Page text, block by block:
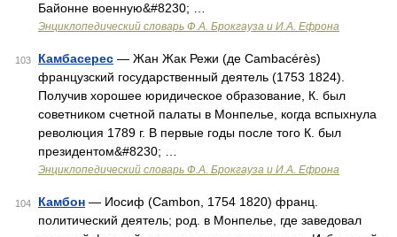
Байонне военную&#8230; …
Энциклопедический словарь Ф.А. Брокгауза и И.А. Ефрона
103 Камбасерес — Жан Жак Режи (де Cambacérès)
французский государственный деятель (1753 1824).
Получив хорошее юридическое образование, К. был
советником счетной палаты в Монпелье, когда вспыхнула
революция 1789 г. В первые годы после того К. был
президентом&#8230; …
Энциклопедический словарь Ф.А. Брокгауза и И.А. Ефрона
104 Камбон — Иосиф (Cambon, 1754 1820) франц.
политический деятель; род. в Монпелье, где заведовал